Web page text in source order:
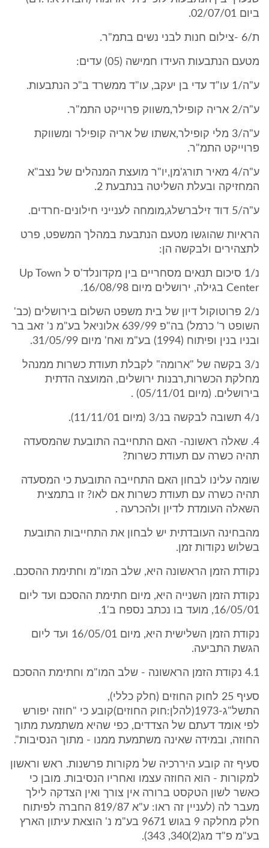
ביום 02/07/01.
ת/6 -צילום חנות לבני נשים בתמ"ר.
מטעם הנתבעות העידו חמישה (05) עדים:
ע"ה/1 עו"ד עדי בן יעקב, עו"ד ממשרד ב"כ הנתבעות.
ע"ה/2 אריה קופילר,משווק פרוייקט התמ"ר.
ע"ה/3 מלי קופילר,אשתו של אריה קופילר ומשווקת
פרוייקט התמ"ר.
ע"ה/4 מאיר תורג'מן,יו"ר מועצת המנהלים של נצב"א
המחזיקה ובעלת השליטה בנתבעת 2.
ע"ה/5 דוד זילברשלג,מומחה לענייני חילונים-חרדים.
הראיות שהוגשו מטעם הנתבעת במהלך המשפט, פרט
לתצהירים ולבקשה הן:
נ/1 סיכום תנאים מסחריים בין מקדונלד'ס ל Up Town
Center בגילה, ירושלים מיום 16/08/98.
נ/2 פרוטוקול דיון של בית משפט השלום בירושלים (כב'
השופט ר' כרמל) בה"פ 639/99 אלוניאל בע"מ נ' זאב בר
ובניו בנין ופיתוח (1994) בע"מ ואח' מיום 31/05/99.
נ/3 בקשה של "ארומה" לקבלת תעודת כשרות ממנהל
מחלקת הכשרות,רבנות ירושלים, המועצה הדתית
בירושלים. (מיום 05/11/01) .
נ/4 תשובה לבקשה בנ/3 (מיום 11/11/01).
4. שאלה ראשונה- האם התחייבה התובעת שהמסעדה
תהיה כשרה עם תעודת כשרות?
שומה עלינו לבחון האם התחייבה התובעת כי המסעדה
תהיה כשרה עם תעודת כשרות אם לאו? זו בתמצית
השאלה העומדת לדיון ולהכרעה .
מהבחינה העובדתית יש לבחון את התחייבות התובעת
בשלוש נקודות זמן.
נקודת הזמן הראשונה היא, שלב המו"מ וחתימת ההסכם.
נקודת הזמן השנייה היא, מיום חתימת ההסכם ועד ליום
16/05/01, מועד בו נכתב נספח ב'1.
נקודת הזמן השלישית היא, מיום 16/05/01 ועד ליום
הגשת התביעה.
4.1 נקודת הזמן הראשונה - שלב המו"מ וחתימת ההסכם
סעיף 25 לחוק החוזים (חלק כללי),
התשל"ג-1973(להלן:חוק החוזים)קובע כי "חוזה יפורש
לפי אומד דעתם של הצדדים, כפי שהיא משתמעת מתוך
החוזה, ובמידה שאינה משתמעת ממנו - מתוך הנסיבות".
סעיף זה קובע היררכיה של מקורות פרשנות. ראש וראשון
למקורות - הוא החוזה עצמו ואחריו הנסיבות. מובן כי
כאשר לשון הטקסט ברורה אין צורך ואין הצדקה לילך
מעבר לה (לעניין זה ראו: ע"א 819/87 החברה לפיתוח
חלק מחלקה 9 בגוש 9671 בע"מ נ' הוצאת עיתון הארץ
בע"מ פ"ד מג(2)340, 343).